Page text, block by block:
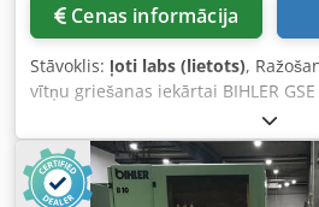
Cenas informācija
Stāvoklis: ļoti labs (lietots),
vītņu griešanas iekārtai BIHLER
diapazons: M 3 - M 8 Vārpstas
Veiktspēja: maks. 120/min Dkjdpfx